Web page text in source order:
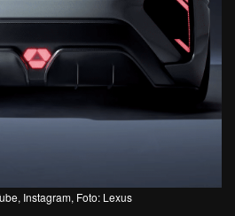
Instagram, Foto: Lexus